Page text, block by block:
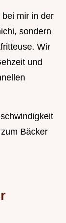
mir in der
sondern
Wir
und
Bäcker